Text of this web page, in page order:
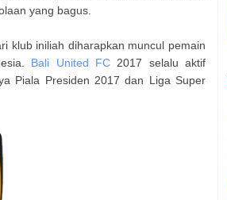
yang bagus.
klub iniliah diharapkan muncul pemain
Bali United FC2017 selalu aktif
Piala Presiden 2017 dan Liga Super